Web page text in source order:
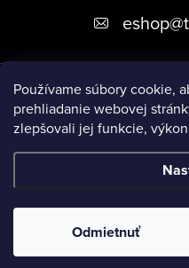
Používame súbory cookie,
prehliadanie webovej
zlepšovali jej funkcie,
Odmietnuť
i
eshop@
Informácie
Prijímame online platby
Upraviť